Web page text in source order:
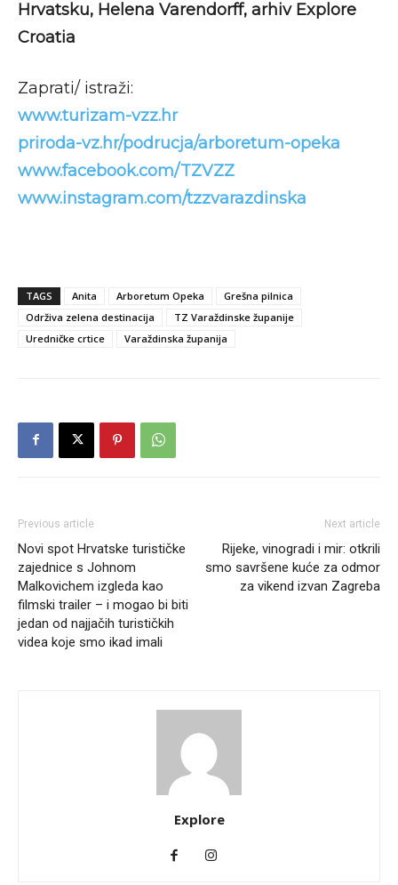
Hrvatsku, Helena Varendorff, arhiv Explore
Croatia
Zaprati/ istraži:
www.turizam-vzz.hr
priroda-vz.hr/podrucja/arboretum-opeka
www.facebook.com/TZVZZ
www.instagram.com/tzzvarazdinska
TAGS Anita Arboretum Opeka
Grešna pilnica
Održiva zelena destinacija
TZ Varaždinske županije
Uredničke crtice
Varaždinska županija
Previous article
Novi spot Hrvatske turističke
zajednice s Johnom
Malkovichem izgleda kao
filmski trailer – i mogao bi biti
jedan od najjačih turističkih
videa koje smo ikad imali
Next article
Rijeke, vinogradi i mir: otkrili
smo savršene kuće za odmor
za vikend izvan Zagreba
Explore